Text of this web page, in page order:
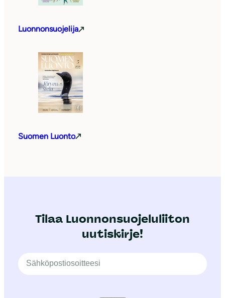
Luonnonsuojelija
Suomen Luonto
Tilaa Luonnonsuojeluliiton
uutiskirje!